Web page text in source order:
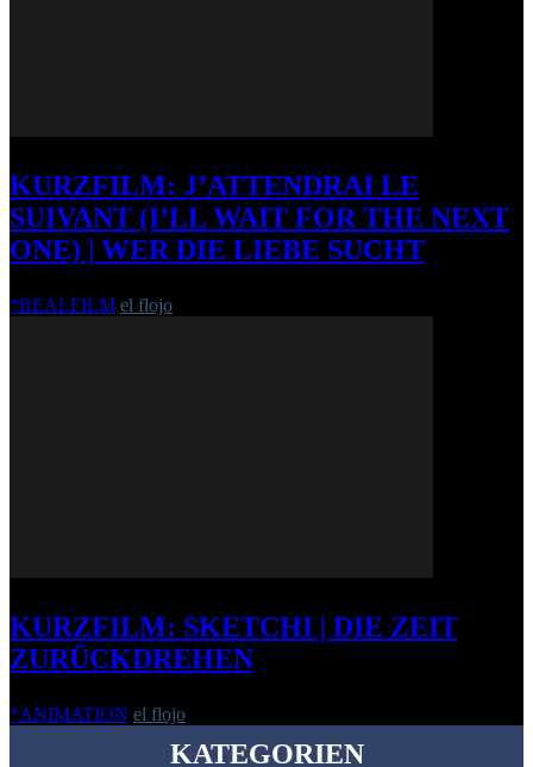
KURZFILM: J’ATTENDRAI LE
SUIVANT (I’LL WAIT FOR THE NEXT
ONE) | WER DIE LIEBE SUCHT
*REALFILM el flojo
KURZFILM: SKETCHI | DIE ZEIT
ZURÜCKDREHEN
*ANIMATION el flojo
KATEGORIEN